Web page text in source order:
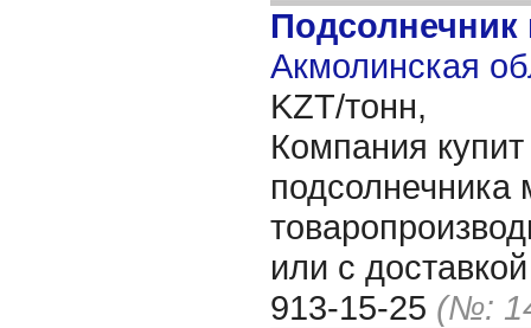
Акмолинская
KZT/тонн,
Компания
подсолнечника
или с
913-15-25 (№: